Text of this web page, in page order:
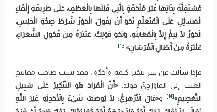
مُسْتَقِلَّةَ بِذَاتِهَا غَيْرَ مُلْحَقَةٍ بِالَّتِي قَبْلَهَا بِالْعَطْفِ، عَلَى طَرِيقَةِ إِلْقَاءِ
الْمَسَائِلِ عَلَى الْمُتَعَلِّمِ نَحْوَ أَنْ يَقُولَ: الْحَوْزُ شَرْطُ صِحَّةِ الْحَبْسِ،
الْحَوْزُ لَا يَتِمُّ إِلَّا بِالْمُعَايَنَةِ، وَنَحْوَ قَوْلِكَ: عَنْتَرَةُ مِنْ فُحُولِ الشُّعَرَاءِ،
عَنْتَرَةُ مِنْ أَبْطَالِ الْفُرْسَانِ»[13]
فإذا سألت عن سر تنكير كلمة ﴿‌‌أَحَدٌ﴾ ، فقد نسب صاحب مفاتيح
الغيب إلى الماوَرْدِيِّ قوله:«أَنَّ الْمُرَادَ هُوَ التَّنْكِيرُ عَلَى سَبِيلِ
التَّعْظِيمِ»[14] و«قَالَ الْأَزْهَرِيُّ: لَا يُوصَفُ شَيْءٌ بِالْأَحَدِيَّةِ غَيْرُ اللَّهِ